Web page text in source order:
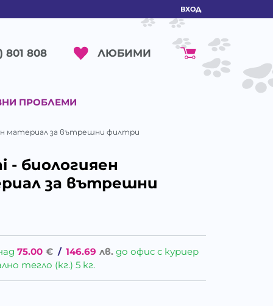
ВХОД
801 808 ЛЮБИМИ
ПРОБЛЕМИ
материал за вътрешни филтри
- биологияен
за вътрешни
75.00 € / 146.69 лв. до офис с куриер
тегло (кг.) 5 кг.